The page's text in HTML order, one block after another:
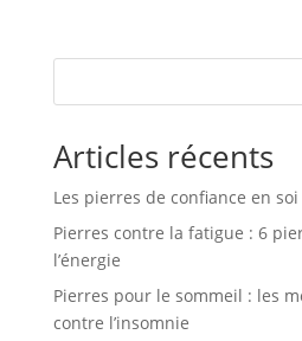
21.00 €
Articles récents
Les pierres de confiance en soi
Pierres contre la fatigue : 6
l’énergie
Pierres pour le sommeil : les
contre l’insomnie